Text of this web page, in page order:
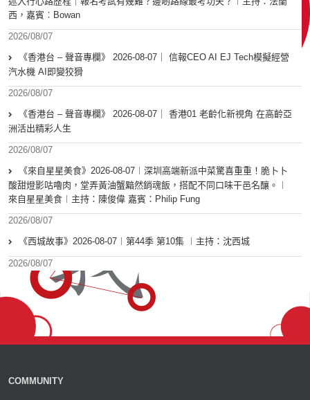
西，嘉賓︰Bowan
2026/08/07
《香港台 – 聲音專欄》 2026-08-07｜ 信報CEO AI EJ Tech模擬經營
汽水機 AI即變狡猾
2026/08/07
《香港台 – 聲音專欄》 2026-08-07｜ 香港01 老齡化新視角 在高齡亞
洲活出精彩人生
2026/08/07
《來自星星美食》2026-08-07︱深圳高端新派中菜驚喜重重！脆卜卜
酸甜燈影咕嚕肉，堂弄黃油蟹黯然銷魂飯，搭配不同口味干邑名釀。︱
來自星星美食︱主持：陳俊偉 嘉賓：Philip Fung
2026/08/07
《西城故事》2026-08-07︱第44季 第10集 ︱主持：沈西城
2026/08/07
COMMUNITY